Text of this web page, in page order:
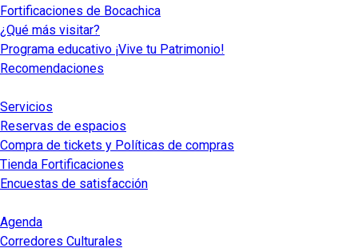
Fortificaciones de Bocachica
¿Qué más visitar?
Programa educativo ¡Vive tu Patrimonio!
Recomendaciones
Servicios
Reservas de espacios
Compra de tickets y Políticas de compras
Tienda Fortificaciones
Encuestas de satisfacción
Agenda
Corredores Culturales